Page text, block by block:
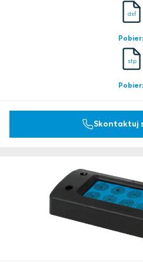
dxf
stp
Skontaktuj